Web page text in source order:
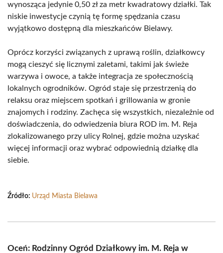
wynosząca jedynie 0,50 zł za metr kwadratowy działki. Tak
niskie inwestycje czynią tę formę spędzania czasu
wyjątkowo dostępną dla mieszkańców Bielawy.
Oprócz korzyści związanych z uprawą roślin, działkowcy
mogą cieszyć się licznymi zaletami, takimi jak świeże
warzywa i owoce, a także integracja ze społecznością
lokalnych ogrodników. Ogród staje się przestrzenią do
relaksu oraz miejscem spotkań i grillowania w gronie
znajomych i rodziny. Zachęca się wszystkich, niezależnie od
doświadczenia, do odwiedzenia biura ROD im. M. Reja
zlokalizowanego przy ulicy Rolnej, gdzie można uzyskać
więcej informacji oraz wybrać odpowiednią działkę dla
siebie.
Źródło: Urząd Miasta Bielawa
Oceń: Rodzinny Ogród Działkowy im. M. Reja w